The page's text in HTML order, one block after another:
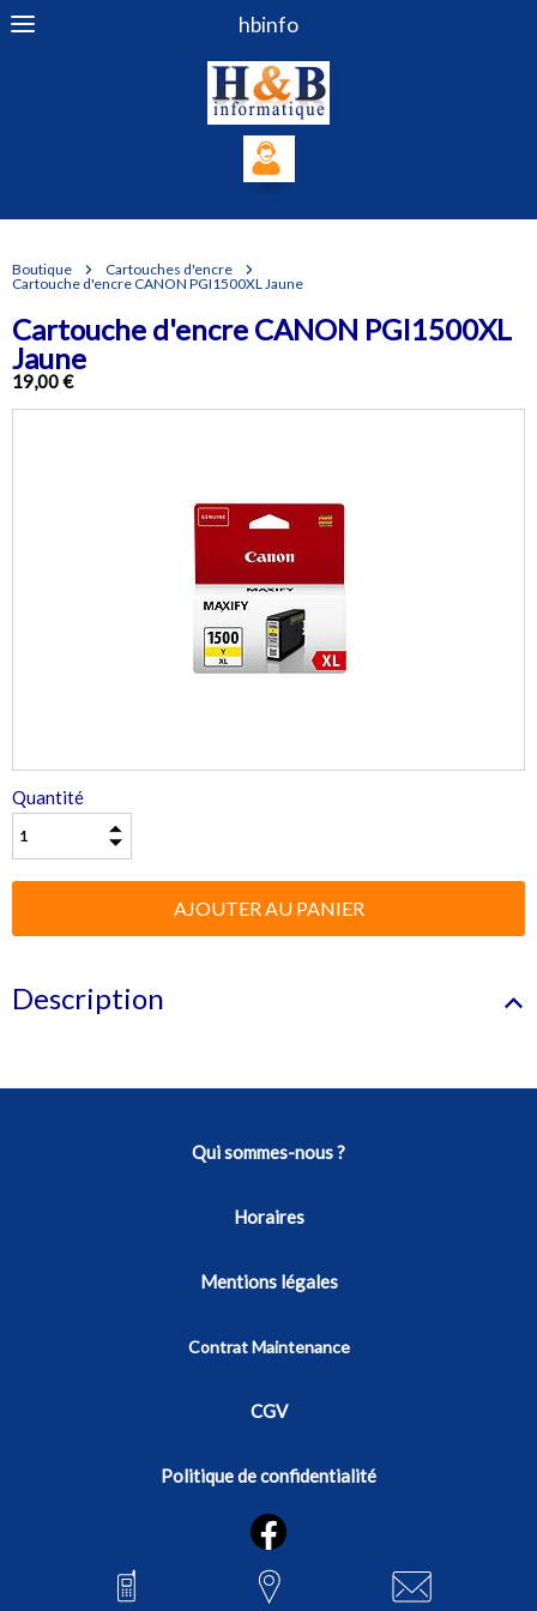
hbinfo
Boutique
Cartouches d'encre
Cartouche d'encre CANON PGI1500XL Jaune
Cartouche d'encre CANON PGI1500XL
Jaune
19,00 €
Quantité
Description
Qui sommes-nous ?
Horaires
Mentions légales
Contrat Maintenance
CGV
Politique de confidentialité